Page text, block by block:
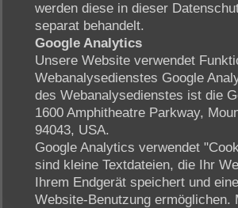
werden diese in dieser
separat behandelt.
Google Analytics
Unsere Website verwendet
Webanalysedienstes Google
des Webanalysedienstes ist die
1600 Amphitheatre Parkway,
94043, USA.
Google Analytics verwendet
sind kleine Textdateien, die Ihr
Ihrem Endgerät speichert und
Website-Benutzung ermöglichen.